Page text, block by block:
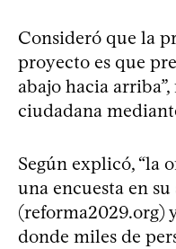
Consideró que la
proyecto es que
abajo hacia
ciudadana
Según explicó, “la
una encuesta en
(reforma2029.org)
donde miles de